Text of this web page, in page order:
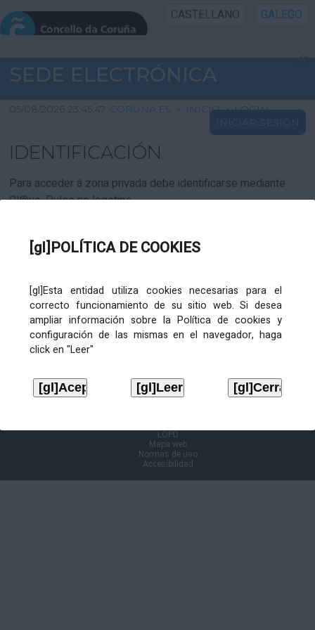
[gl]POLÍTICA DE COOKIES
[gl]Esta entidad utiliza cookies necesarias para el
correcto funcionamiento de su sitio web. Si desea
ampliar información sobre la Política de cookies y
configuración de las mismas en el navegador, haga
click en "Leer"
CASTELLANO GALEGO
INICIO SEDE
INICIO
INFORMACIÓN PÚBLICA
CARTAFOL CIDADÁN
SEDE ELECTRÓNICA
05/08/2026 23:45:47 CORUNA.ES > INICIO > LOGIN
INICIAR SESIÓN
IDENTIFICACIÓN
Para acceder á zona privada debe identificarse mediante
Cl@ve. Pulse no logotipo
LOPD
Mapa web
Normas de uso
Accesibilidad